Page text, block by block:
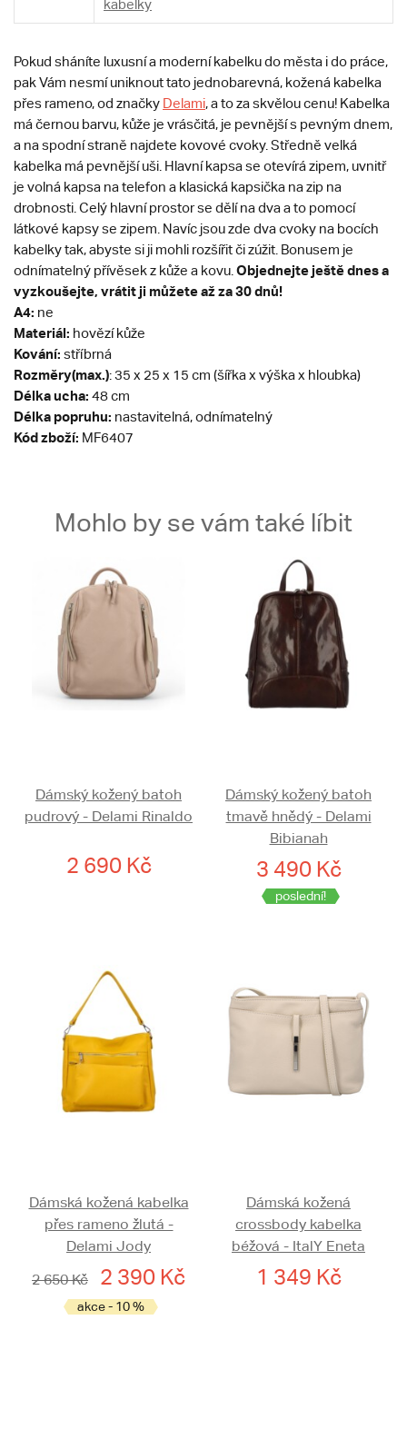
kabelky
Pokud sháníte luxusní a moderní kabelku do města i do práce,
pak Vám nesmí uniknout tato jednobarevná, kožená kabelka
přes rameno, od značky Delami, a to za skvělou cenu! Kabelka
má černou barvu, kůže je vrásčitá, je pevnější s pevným dnem,
a na spodní straně najdete kovové cvoky. Středně velká
kabelka má pevnější uši. Hlavní kapsa se otevírá zipem, uvnitř
je volná kapsa na telefon a klasická kapsička na zip na
drobnosti. Celý hlavní prostor se dělí na dva a to pomocí
látkové kapsy se zipem. Navíc jsou zde dva cvoky na bocích
kabelky tak, abyste si ji mohli rozšířit či zúžit. Bonusem je
odnímatelný přívěsek z kůže a kovu. Objednejte ještě dnes a
vyzkoušejte, vrátit ji můžete až za 30 dnů!
A4: ne
Materiál: hovězí kůže
Kování: stříbrná
Rozměry(max.): 35 x 25 x 15 cm (šířka x výška x hloubka)
Délka ucha: 48 cm
Délka popruhu: nastavitelná, odnímatelný
Kód zboží: MF6407
Mohlo by se vám také líbit
Dámský kožený batoh
pudrový - Delami Rinaldo
2 690 Kč
Dámský kožený batoh
tmavě hnědý - Delami
Bibianah
3 490 Kč
poslední!
Dámská kožená kabelka
přes rameno žlutá -
Delami Jody
2 650 Kč
2 390 Kč
akce - 10 %
Dámská kožená
crossbody kabelka
béžová - ItalY Eneta
1 349 Kč